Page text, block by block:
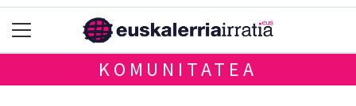
KOMUNITATEA